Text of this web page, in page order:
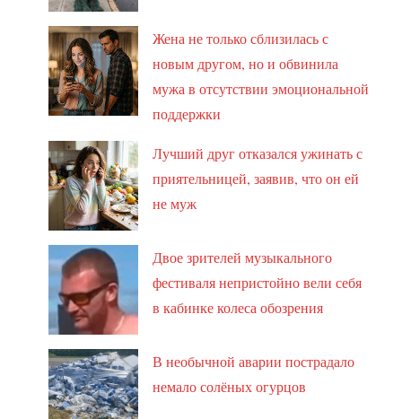
Жена не только сблизилась с
новым другом, но и обвинила
мужа в отсутствии эмоциональной
поддержки
Лучший друг отказался ужинать с
приятельницей, заявив, что он ей
не муж
Двое зрителей музыкального
фестиваля непристойно вели себя
в кабинке колеса обозрения
В необычной аварии пострадало
немало солёных огурцов